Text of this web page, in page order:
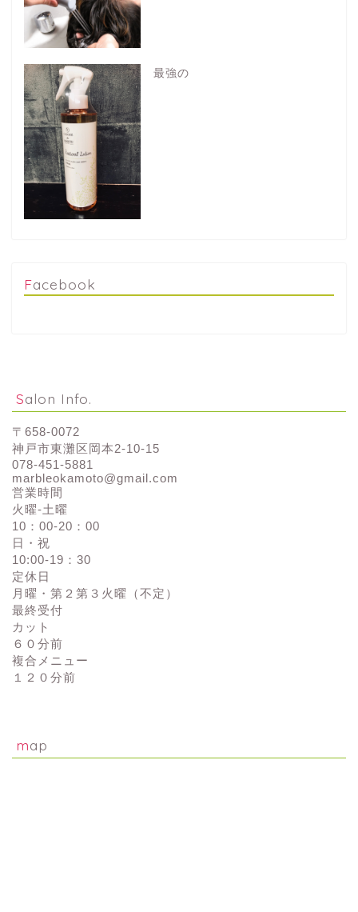
最強の
Facebook
Salon Info.
〒658-0072
神戸市東灘区岡本2-10-15
078-451-5881
marbleokamoto@gmail.com
営業時間
火曜-土曜
10：00-20：00
日・祝
10:00-19：30
定休日
月曜・第２第３火曜（不定）
最終受付
カット
６０分前
複合メニュー
１２０分前
map